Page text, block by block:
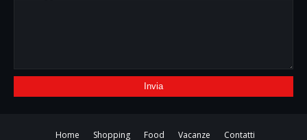
Home Shopping Food Vacanze Contatti